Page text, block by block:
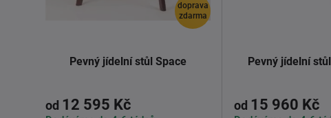
doprava
zdarma
Pevný jídelní stůl Space
od 12 595 Kč
Pevný jídelní
od 15 960 Kč